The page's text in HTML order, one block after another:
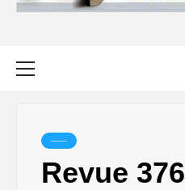
-----
Revue 376